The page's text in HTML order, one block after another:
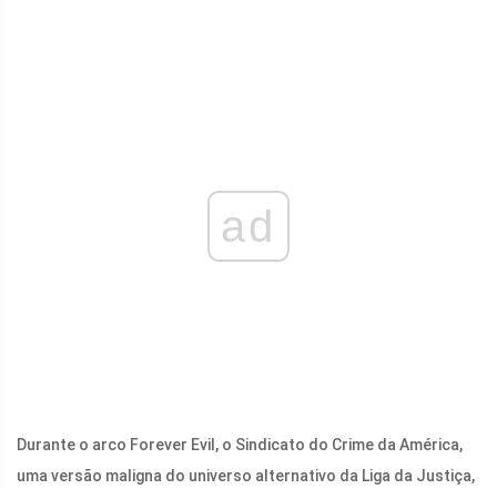
ad
Durante o arco Forever Evil, o Sindicato do Crime da América,
uma versão maligna do universo alternativo da Liga da Justiça,